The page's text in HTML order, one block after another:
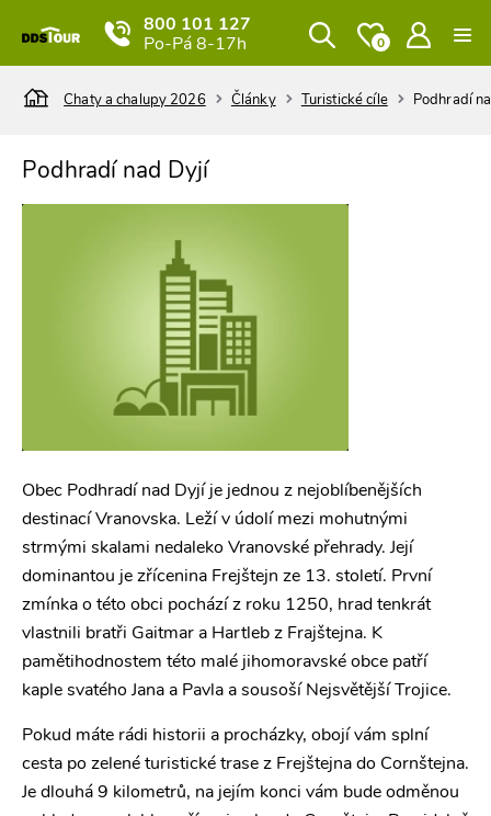
800 101 127
Po-Pá 8-17h
0
Chaty a chalupy 2026 Články Turistické cíle Podhradí
Podhradí nad Dyjí
Obec Podhradí nad Dyjí je jednou z nejoblíbenějších
destinací Vranovska. Leží v údolí mezi mohutnými
strmými skalami nedaleko Vranovské přehrady. Její
dominantou je zřícenina Frejštejn ze 13. století. První
zmínka o této obci pochází z roku 1250, hrad tenkrát
vlastnili bratři Gaitmar a Hartleb z Frajštejna. K
pamětihodnostem této malé jihomoravské obce patří
kaple svatého Jana a Pavla a sousoší Nejsvětější Trojice.
Pokud máte rádi historii a procházky, obojí vám splní
cesta po zelené turistické trase z Frejštejna do Cornštejna.
Je dlouhá 9 kilometrů, na jejím konci vám bude odměnou